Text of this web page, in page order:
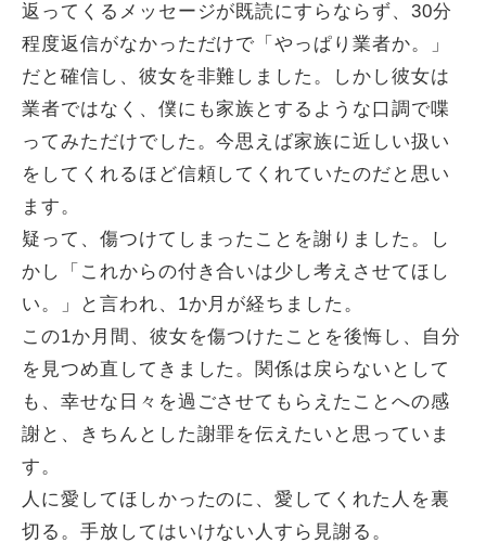
返ってくるメッセージが既読にすらならず、30分
程度返信がなかっただけで「やっぱり業者か。」
だと確信し、彼女を非難しました。しかし彼女は
業者ではなく、僕にも家族とするような口調で喋
ってみただけでした。今思えば家族に近しい扱い
をしてくれるほど信頼してくれていたのだと思い
ます。
疑って、傷つけてしまったことを謝りました。し
かし「これからの付き合いは少し考えさせてほし
い。」と言われ、1か月が経ちました。
この1か月間、彼女を傷つけたことを後悔し、自分
を見つめ直してきました。関係は戻らないとして
も、幸せな日々を過ごさせてもらえたことへの感
謝と、きちんとした謝罪を伝えたいと思っていま
す。
人に愛してほしかったのに、愛してくれた人を裏
切る。手放してはいけない人すら見謝る。